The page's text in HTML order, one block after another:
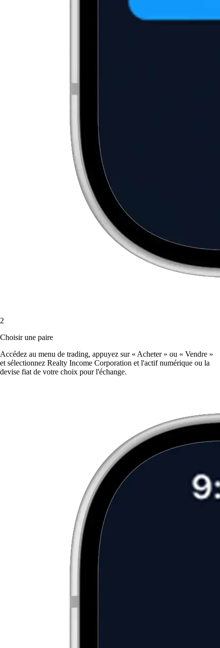
2
Choisir une paire
Accédez au menu de trading, appuyez sur « Acheter » ou « Vendre »
et sélectionnez Realty Income Corporation et l'actif numérique ou la
devise fiat de votre choix pour l'échange.